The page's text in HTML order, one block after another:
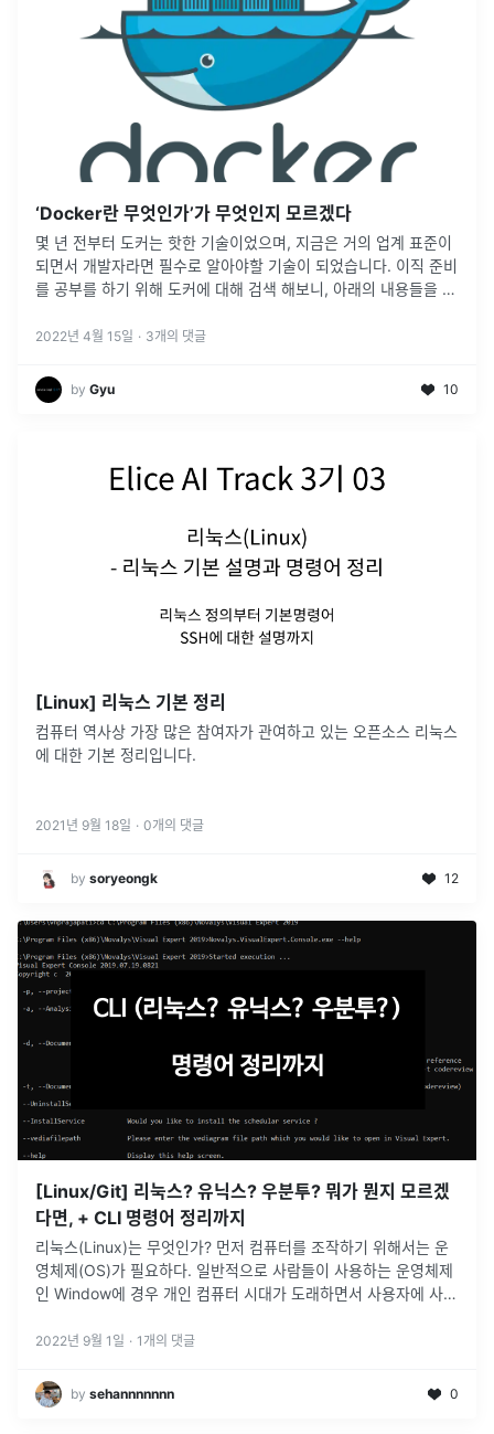
‘Docker란 무엇인가’가 무엇인지 모르겠다
몇 년 전부터 도커는 핫한 기술이었으며, 지금은 거의 업계 표준이
되면서 개발자라면 필수로 알아야할 기술이 되었습니다. 이직 준비
를 공부를 하기 위해 도커에 대해 검색 해보니, 아래의 내용들을 알
한 소프트...
2022년 4월 15일 · 3개의 댓글
by Gyu 10
[Linux] 리눅스 기본 정리
컴퓨터 역사상 가장 많은 참여자가 관여하고 있는 오픈소스 리눅스
에 대한 기본 정리입니다.
2021년 9월 18일 · 0개의 댓글
by soryeongk 12
[Linux/Git] 리눅스? 유닉스? 우분투? 뭐가 뭔지 모르겠
다면, + CLI 명령어 정리까지
리눅스(Linux)는 무엇인가? 먼저 컴퓨터를 조작하기 위해서는 운
영체제(OS)가 필요하다. 일반적으로 사람들이 사용하는 운영체제
인 Window에 경우 개인 컴퓨터 시대가 도래하면서 사용자에 사용
2022년 9월 1일 · 1 개의 댓글
by sehannnnnnn 0